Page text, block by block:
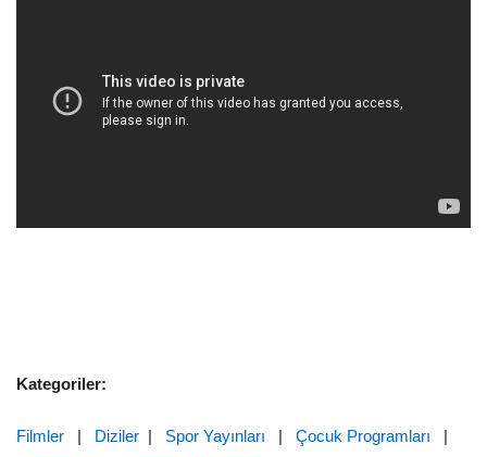
Kategoriler:
Filmler | Diziler | Spor Yayınları | Çocuk Programları |